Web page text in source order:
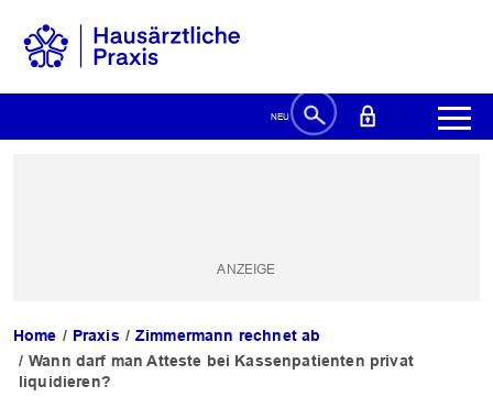
Home Praxis
Zimmermann rechnet ab
Wann darf man Atteste bei Kassenpatienten privat
liquidieren?